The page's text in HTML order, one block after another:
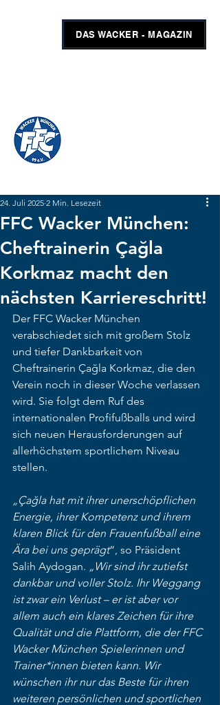
DAS WACKER - MAGAZIN
FFC Wacker München:
Cheftrainerin Çağla
Korkmaz macht den
nächsten Karriereschritt!
24. Juli 2025 2 Min. Lesezeit
Der FFC Wacker München
verabschiedet sich mit großem Stolz
und tiefer Dankbarkeit von
Cheftrainerin Çağla Korkmaz, die den
Verein noch in dieser Woche verlassen
wird. Sie folgt dem Ruf des
internationalen Profifußballs und wird
sich neuen Herausforderungen auf
allerhöchstem sportlichem Niveau
stellen.
„Çağla hat mit ihrer unerschöpflichen
Energie, ihrer Kompetenz und ihrem
klaren Blick für den Frauenfußball eine
Ära bei uns geprägt“, so Präsident
Salih Aydogan. „Wir sind ihr zutiefst
dankbar und voller Stolz. Ihr Weggang
ist zwar ein Verlust – er ist aber vor
allem auch ein klares Zeichen für ihre
Qualität und die Plattform, die der FFC
Wacker München Spielerinnen und
Trainer*innen bieten kann. Wir
wünschen ihr nur das Beste für ihren
weiteren persönlichen und sportlichen